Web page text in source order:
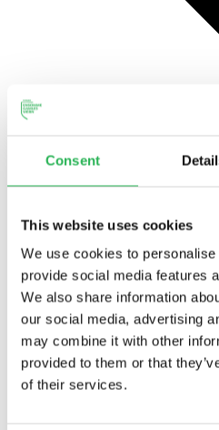
Consent
This website uses cookies
We use cookies to
provide social media features
We also share information
our social media, advertising
may combine it with other
provided to them or that
of their services.
Nyhedsbreve 2024